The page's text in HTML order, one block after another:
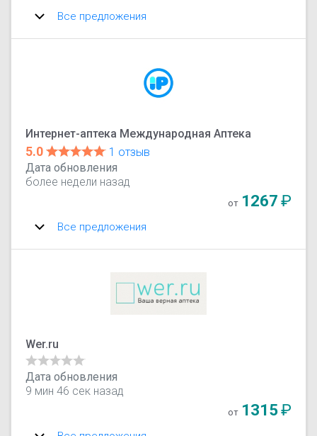
Все предложения
Интернет-аптека Международная Аптека
5.0
1 отзыв
Дата обновления
более недели назад
от 1267₽
Все предложения
Wer.ru
Дата обновления
9 мин 46 сек назад
от 1315₽